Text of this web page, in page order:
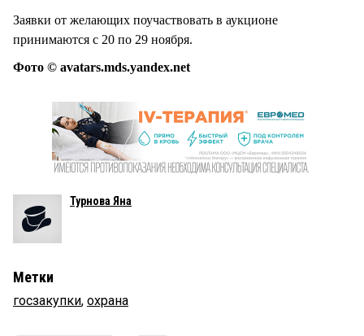
Заявки от желающих поучаствовать в аукционе
принимаются с 20 по 29 ноября.
Фото © avatars.mds.yandex.net
Турнова Яна
Метки
госзакупки, охрана